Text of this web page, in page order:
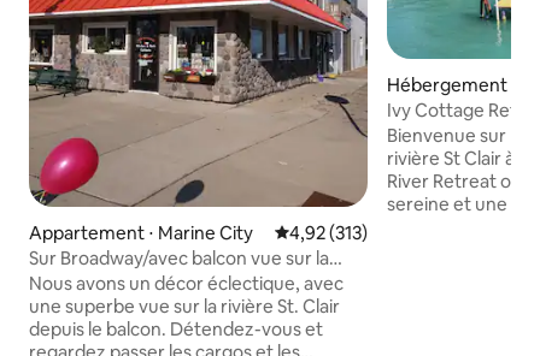
Appartement ⋅ Marine City Évaluation moyenne sur la
4,92 (313)
Sur Broadway/avec balcon vue sur la
rivière Apt. B
Nous avons un décor éclectique, avec
une superbe vue sur la rivière St. Clair
depuis le balcon. Détendez-vous et
Hébergement ⋅
Ivy Cottage
Sombra, Ontario
Bienvenue sur la
rivière St Clair à
River Retreat
sereine et une